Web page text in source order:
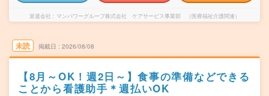
派遣会社 マンパワーグループ株式会社 ケアサービス事業部 （医療福祉介護関連）
未読 掲載日 2026/08/08
【8月～OK！週2日～】食事の準備などできる
ことから看護助手＊週払いOK